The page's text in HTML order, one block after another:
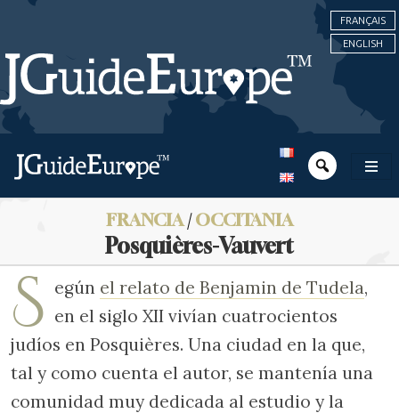
FRANÇAIS
ENGLISH
FRANCIA/OCCITANIA
Posquières-Vauvert
S egún el relato de Benjamin de Tudela,
en el siglo XII vivían cuatrocientos
judíos en Posquières. Una ciudad en la que,
tal y como cuenta el autor, se mantenía una
comunidad muy dedicada al estudio y la